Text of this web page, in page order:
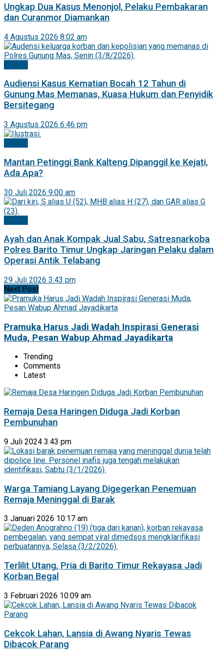
Ungkap Dua Kasus Menonjol, Pelaku Pembakaran
dan Curanmor Diamankan
4 Agustus 2026 8:02 am
Audiensi Kasus Kematian Bocah 12 Tahun di
Gunung Mas Memanas, Kuasa Hukum dan Penyidik
Bersitegang
3 Agustus 2026 6:46 pm
Mantan Petinggi Bank Kalteng Dipanggil ke Kejati,
Ada Apa?
30 Juli 2026 9:00 am
Ayah dan Anak Kompak Jual Sabu, Satresnarkoba
Polres Barito Timur Ungkap Jaringan Pelaku dalam
Operasi Antik Telabang
29 Juli 2026 3:43 pm
Next Post
Pramuka Harus Jadi Wadah Inspirasi Generasi
Muda, Pesan Wabup Ahmad Jayadikarta
Trending
Comments
Latest
Remaja Desa Haringen Diduga Jadi Korban
Pembunuhan
9 Juli 2024 3:43 pm
Warga Tamiang Layang Digegerkan Penemuan
Remaja Meninggal di Barak
3 Januari 2026 10:17 am
Terlilit Utang, Pria di Barito Timur Rekayasa Jadi
Korban Begal
3 Februari 2026 10:09 am
Cekcok Lahan, Lansia di Awang Nyaris Tewas
Dibacok Parang